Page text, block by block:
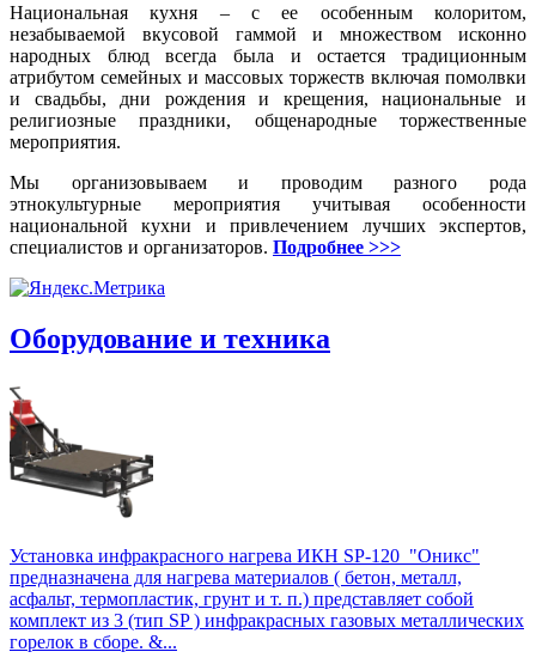
Национальная кухня – с ее особенным колоритом,
незабываемой вкусовой гаммой и множеством исконно
народных блюд всегда была и остается традиционным
атрибутом семейных и массовых торжеств включая помолвки
и свадьбы, дни рождения и крещения, национальные и
религиозные праздники, общенародные торжественные
мероприятия.
Мы организовываем и проводим разного рода
этнокультурные мероприятия учитывая особенности
национальной кухни и привлечением лучших экспертов,
специалистов и организаторов. Подробнее >>>
Оборудование и техника
Установка инфракрасного нагрева ИКН SP-120 "Оникс"
предназначена для нагрева материалов ( бетон, металл,
асфальт, термопластик, грунт и т. п.) представляет собой
комплект из 3 (тип SP ) инфракрасных газовых металлических
горелок в сборе. &...